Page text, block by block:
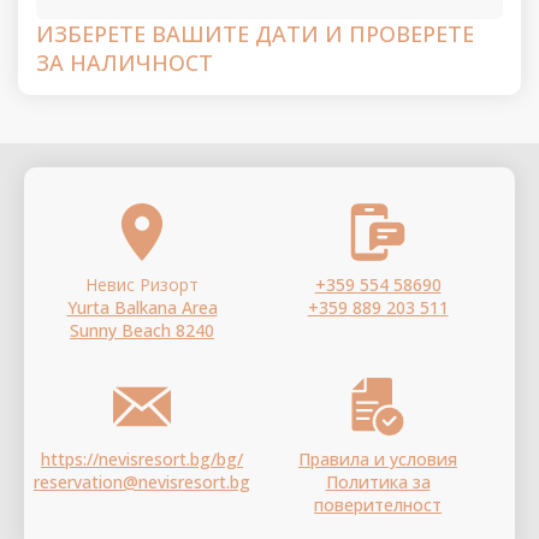
ИЗБЕРЕТЕ ВАШИТЕ ДАТИ И ПРОВЕРЕТЕ
ЗА НАЛИЧНОСТ
Невис Ризорт
Yurta Balkana Area
Sunny Beach 8240
+359 554 58690
+359 889 203 511
https://nevisresort.bg/bg/
reservation@nevisresort.bg
Правила и условия
Политика за
поверителност